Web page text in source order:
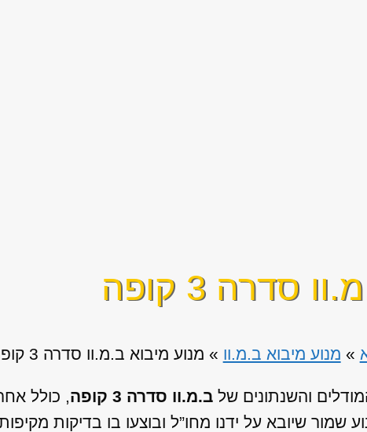
סדרה 3 קופה
» מנוע מיבוא ב.מ.וו » מנוע מיבוא ב.מ.וו סדרה 3 קופה
והשנתונים שלב.מ.וו סדרה 3 קופה
, כולל
שמור שיובא על ידנו מחו”ל ובוצעו בו בדיקות